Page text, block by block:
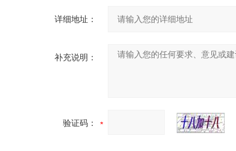
详细地址：
补充说明：
验证码：